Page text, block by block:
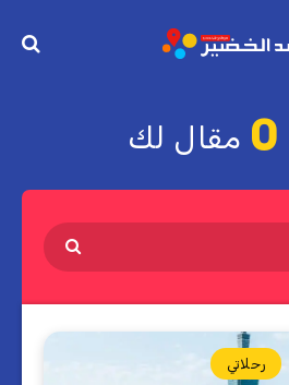
0 مقال لك
رحلاتي